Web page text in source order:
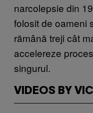
narcolepsie din
folosit de oameni
rămână treji cât
accelereze
singurul.
VIDEOS BY